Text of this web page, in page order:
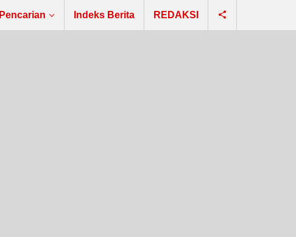
Pencarian Indeks Berita REDAKSI